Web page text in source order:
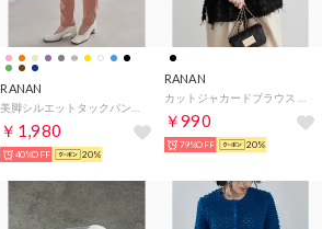
RANAN
￥1,980
40%OFF 20%
RANAN
￥990
79%OFF 20%